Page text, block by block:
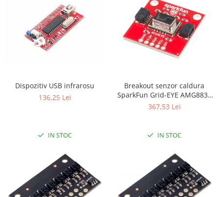
Breadboard
Cabluri
Sticker
Componente
Microcontrollere AVR
PCB - Placute Circuit
Dispozitiv USB infrarosu
136,25 Lei
IN STOC
Breakout senzor caldura
SparkFun Grid-EYE AMG8833
(Qwiic)
367,53 Lei
IN STOC